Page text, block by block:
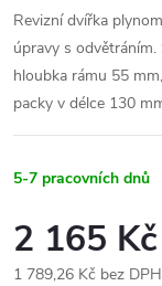
Revizní dvířka
úpravy s
hloubka rámu 55
packy v délce 130
5-7 pracovních dnů
2 165 Kč
1 789,26 Kč bez DPH